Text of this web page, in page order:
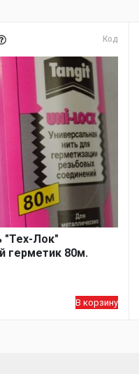
Код
"Тех-Лок"
герметик 80м.
В корзину